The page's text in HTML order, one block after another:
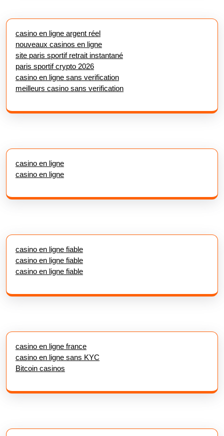
casino en ligne argent réel
nouveaux casinos en ligne
site paris sportif retrait instantané
paris sportif crypto 2026
casino en ligne sans verification
meilleurs casino sans verification
casino en ligne
casino en ligne
casino en ligne fiable
casino en ligne fiable
casino en ligne fiable
casino en ligne france
casino en ligne sans KYC
Bitcoin casinos